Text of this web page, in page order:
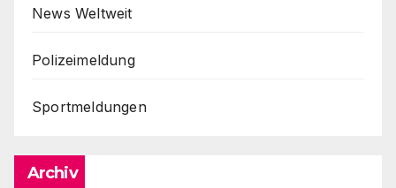
News Weltweit
Polizeimeldung
Sportmeldungen
Archiv